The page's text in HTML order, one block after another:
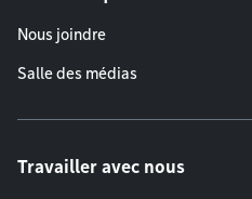
Nous joindre
Salle des médias
Travailler avec nous